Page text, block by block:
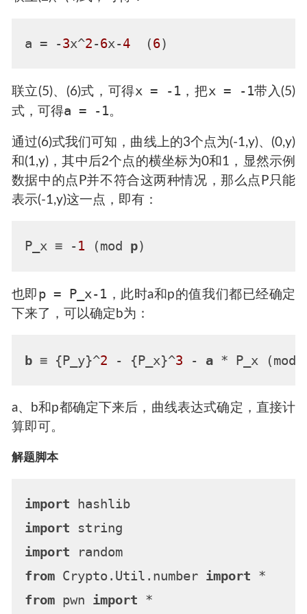
a = -3x^2-6x-4
  (
6
联立(5)、(6)式，可得x = -1，把x = -1带入(5)
式，可得a = -1。
通过(6)式我们可知，曲线上的3个点为(-1,y)、(0,y)
和(1,y)，其中后2个点的横坐标为0和1，显然示例
数据中的点P并不符合这两种情况，那么点P只能
表示(-1,y)这一点，即有：
P_x ≡ -1 (mod p
也即 p = P_x-1，此时a和p的值我们都已经确定
下来了，可以确定b为：
b ≡ {P_y}^2 - {P_x}^3 - a * P_x (mod
a、b和p都确定下来后，曲线表达式确定，直接计
算即可。
解题脚本
import
hashlib
import
import
random
from Crypto.Util.number import
from pwn import *